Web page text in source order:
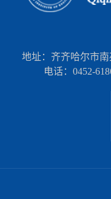
地址：齐齐哈尔市
电话：0452-